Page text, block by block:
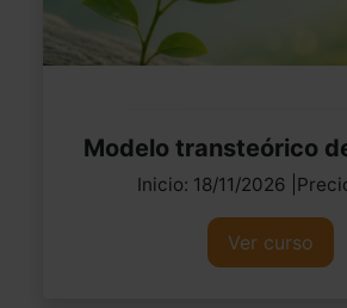
Modelo transteórico
Inicio: 18/11/2026
Ver curso